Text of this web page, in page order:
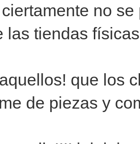
no
las tiendas
que los
de piezas y